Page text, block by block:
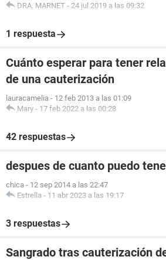
DRA. MARNET - 24 jul 2019 a las 09:32
1 respuesta
Cuánto esperar para tener
de una cauterización
lauracamelia - 12 feb 2013 a las 01:09
Mary - 17 feb 2022 a las 00:28
42 respuestas
despues de cuanto puedo
chica - 12 sep 2014 a las 22:47
Estrella - 11 abr 2023 a las 19:17
3 respuestas
Sangrado tras cauterización